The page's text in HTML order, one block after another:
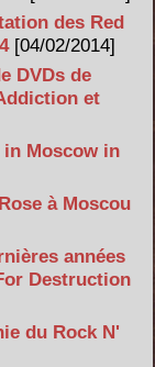
des Red
[04/02/2014]
DVDs de
et
in Moscow in
à Moscou
années
Destruction
du Rock N'